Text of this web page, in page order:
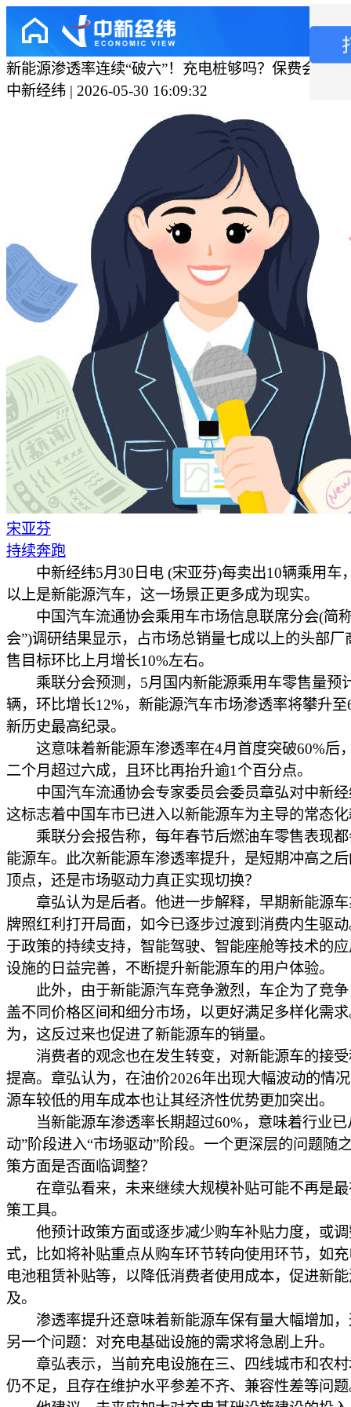
新能源渗透率连续“破六”！充电桩够吗？保费会降吗
中新经纬 | 2026-05-30 16:09:32
宋亚芬
持续奔跑
中新经纬5月30日电 (宋亚芬)每卖出10辆乘用车
以上是新能源汽车，这一场景正更多成为现实。
中国汽车流通协会乘用车市场信息联席分会(简
会”)调研结果显示，占市场总销量七成以上的头部厂
售目标环比上月增长10%左右。
乘联分会预测，5月国内新能源乘用车零售量预
辆，环比增长12%，新能源汽车市场渗透率将攀升至
新历史最高纪录。
这意味着新能源车渗透率在4月首度突破60%后
二个月超过六成，且环比再抬升逾1个百分点。
中国汽车流通协会专家委员会委员章弘对中新经
这标志着中国车市已进入以新能源车为主导的常态
乘联分会报告称，每年春节后燃油车零售表现都
能源车。此次新能源车渗透率提升，是短期冲高之
顶点，还是市场驱动力真正实现切换？
章弘认为是后者。他进一步解释，早期新能源车
牌照红利打开局面，如今已逐步过渡到消费内生驱
于政策的持续支持，智能驾驶、智能座舱等技术的
设施的日益完善，不断提升新能源车的用户体验。
此外，由于新能源汽车竞争激烈，车企为了竞争
盖不同价格区间和细分市场，以更好满足多样化需
为，这反过来也促进了新能源车的销量。
消费者的观念也在发生转变，对新能源车的接受
提高。章弘认为，在油价2026年出现大幅波动的情
源车较低的用车成本也让其经济性优势更加突出。
当新能源车渗透率长期超过60%，意味着行业已
动”阶段进入“市场驱动”阶段。一个更深层的问题随
策方面是否面临调整？
在章弘看来，未来继续大规模补贴可能不再是最
策工具。
他预计政策方面或逐步减少购车补贴力度，或调
式，比如将补贴重点从购车环节转向使用环节，如
电池租赁补贴等，以降低消费者使用成本，促进新
及。
渗透率提升还意味着新能源车保有量大幅增加，
另一个问题：对充电基础设施的需求将急剧上升。
章弘表示，当前充电设施在三、四线城市和农村
仍不足，且存在维护水平参差不齐、兼容性差等问